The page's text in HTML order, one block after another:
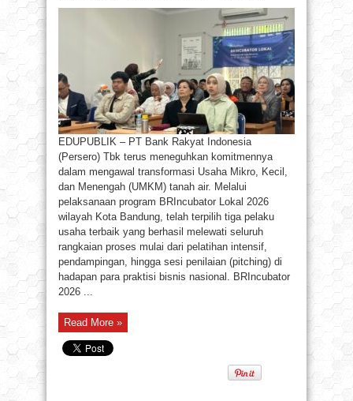
EDUPUBLIK – PT Bank Rakyat Indonesia
(Persero) Tbk terus meneguhkan komitmennya
dalam mengawal transformasi Usaha Mikro, Kecil,
dan Menengah (UMKM) tanah air. Melalui
pelaksanaan program BRIncubator Lokal 2026
wilayah Kota Bandung, telah terpilih tiga pelaku
usaha terbaik yang berhasil melewati seluruh
rangkaian proses mulai dari pelatihan intensif,
pendampingan, hingga sesi penilaian (pitching) di
hadapan para praktisi bisnis nasional. ​BRIncubator
2026 ...
Read More »